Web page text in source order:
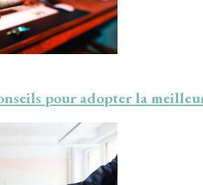
pour adopter la